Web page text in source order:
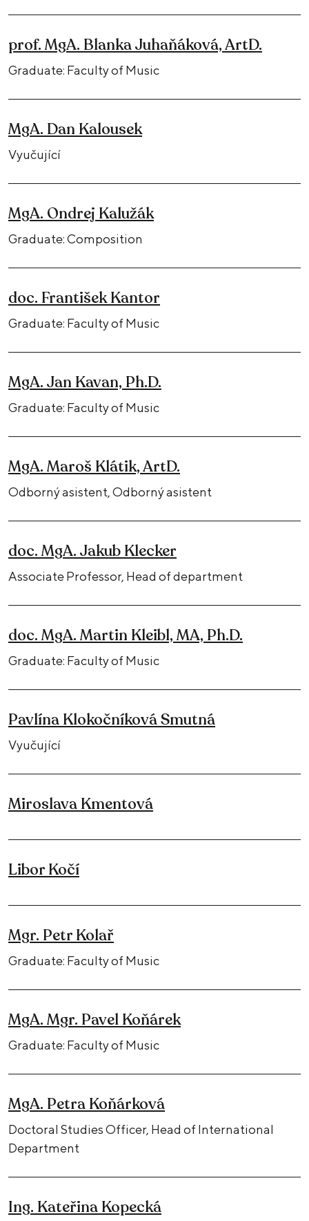
prof. MgA. Blanka Juhaňáková, ArtD.
Graduate: Faculty of Music
MgA. Dan Kalousek
Vyučující
MgA. Ondrej Kalužák
Graduate: Composition
doc. František Kantor
Graduate: Faculty of Music
MgA. Jan Kavan, Ph.D.
Graduate: Faculty of Music
MgA. Maroš Klátik, ArtD.
Odborný asistent, Odborný asistent
doc. MgA. Jakub Klecker
Associate Professor, Head of department
doc. MgA. Martin Kleibl, MA, Ph.D.
Graduate: Faculty of Music
Pavlína Klokočníková Smutná
Vyučující
Miroslava Kmentová
Libor Kočí
Mgr. Petr Kolař
Graduate: Faculty of Music
MgA. Mgr. Pavel Koňárek
Graduate: Faculty of Music
MgA. Petra Koňárková
Doctoral Studies Officer, Head of International
Department
Ing. Kateřina Kopecká